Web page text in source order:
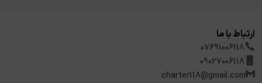
ارتباط با ما
07691006118
09027006118
charter118@gmail.com